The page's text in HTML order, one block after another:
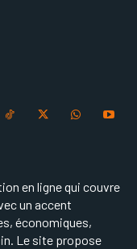
en ligne qui couvre
un accent
économiques,
Le site propose